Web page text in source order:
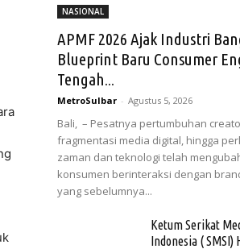
NASIONAL
APMF 2026 Ajak Industri
Blueprint Baru Consumer
Tengah...
MetroSulbar - Agustus 5, 2026
Bali, – Pesatnya pertumbuhan
fragmentasi media digital, hingga
zaman dan teknologi telah
konsumen berinteraksi dengan
yang sebelumnya...
Ketum Serikat
Indonesia ( SMSI)